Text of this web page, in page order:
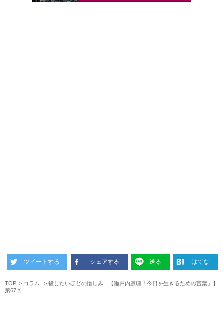
ツイートする シェアする 送る はてな
TOP コラム
殺したいほどの憎しみ 【瀬戸内寂聴「今日を生きるための言葉」】
第67回